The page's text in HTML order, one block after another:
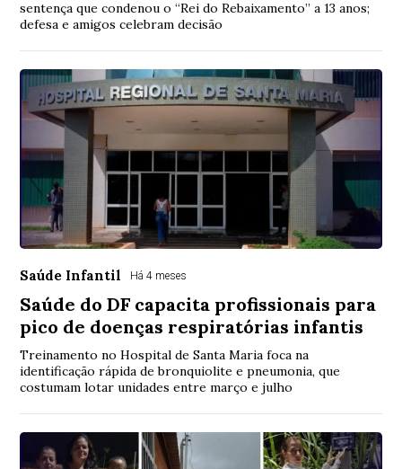
sentença que condenou o “Rei do Rebaixamento” a 13 anos;
defesa e amigos celebram decisão
Saúde Infantil Há 4 meses
Saúde do DF capacita profissionais para
pico de doenças respiratórias infantis
Treinamento no Hospital de Santa Maria foca na
identificação rápida de bronquiolite e pneumonia, que
costumam lotar unidades entre março e julho